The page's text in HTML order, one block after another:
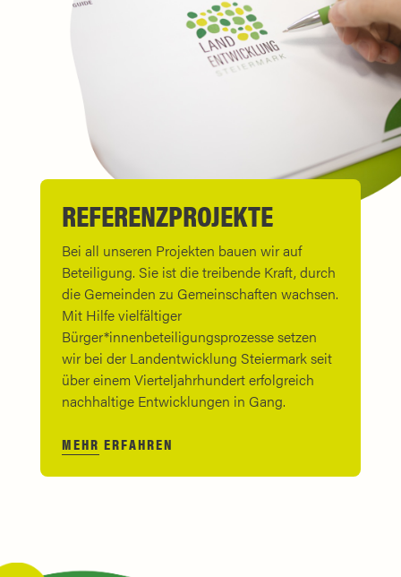
REFERENZ­PROJEKTE
Bei all unseren Projekten bauen wir auf
Beteiligung. Sie ist die treibende Kraft, durch
die Gemeinden zu Gemeinschaften wachsen.
Mit Hilfe vielfältiger
Bürger*innenbeteiligungsprozesse setzen
wir bei der Landentwicklung Steiermark seit
über einem Vierteljahrhundert erfolgreich
nachhaltige Entwicklungen in Gang.
MEHR ERFAHREN